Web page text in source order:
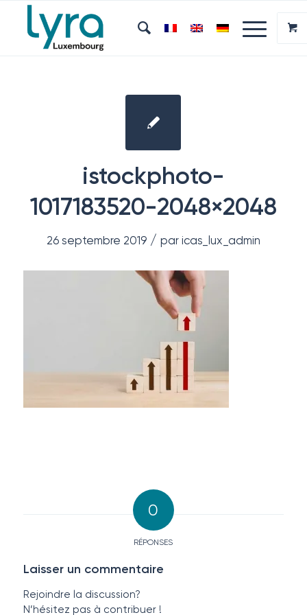
istockphoto-
1017183520-2048×2048
26 septembre 2019 / par icas_lux_admin
0
RÉPONSES
Laisser un commentaire
Rejoindre la discussion?
N’hésitez pas à contribuer !